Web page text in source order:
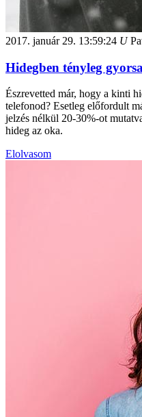
2017. január 29. 13:59:24 U
Hidegben tényleg
Észrevetted már, hogy a kinti
telefonod? Esetleg előfordult
jelzés nélkül 20-30%-ot
hideg az oka.
Elolvasom